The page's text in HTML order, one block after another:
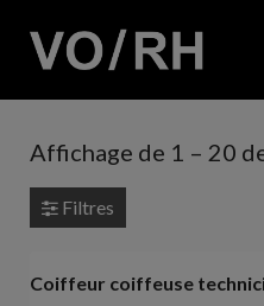
Affichage de 1 – 20
Filtres
Coiffeur coiffeuse